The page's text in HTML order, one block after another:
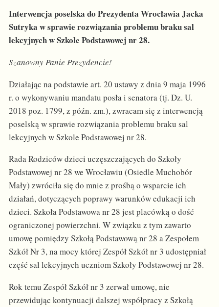
Interwencja poselska do Prezydenta Wrocławia Jacka
Sutryka w sprawie rozwiązania problemu braku sal
lekcyjnych w Szkole Podstawowej nr 28.
Szanowny Panie Prezydencie!
Działając na podstawie art. 20 ustawy z dnia 9 maja 1996
r. o wykonywaniu mandatu posła i senatora (tj. Dz. U.
2018 poz. 1799, z późn. zm.), zwracam się z interwencją
poselską w sprawie rozwiązania problemu braku sal
lekcyjnych w Szkole Podstawowej nr 28.
Rada Rodziców dzieci uczęszczających do Szkoły
Podstawowej nr 28 we Wrocławiu (Osiedle Muchobór
Mały) zwróciła się do mnie z prośbą o wsparcie ich
działań, dotyczących poprawy warunków edukacji ich
dzieci. Szkoła Podstawowa nr 28 jest placówką o dość
ograniczonej powierzchni. W związku z tym zawarto
umowę pomiędzy Szkołą Podstawową nr 28 a Zespołem
Szkół Nr 3, na mocy której Zespół Szkół nr 3 udostępniał
część sal lekcyjnych uczniom Szkoły Podstawowej nr 28.
Rok temu Zespół Szkół nr 3 zerwał umowę, nie
przewidując kontynuacji dalszej współpracy z Szkołą